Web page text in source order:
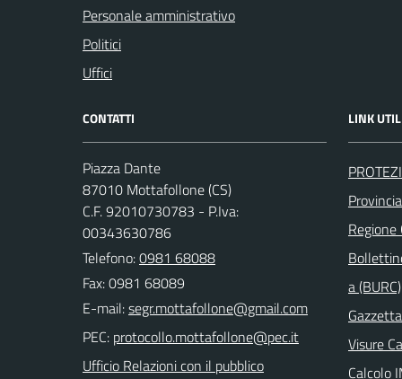
Personale amministrativo
Politici
Uffici
CONTATTI
Piazza Dante
87010 Mottafollone (CS)
C.F. 92010730783 - P.Iva:
00343630786
Telefono:0981 68088
Fax: 0981 68089
E-mail:
PEC:
Ufficio Relazioni con il pubblico
LINK
Regione
a (BURC)
Visure
Calcolo